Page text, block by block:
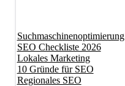
Suchmaschinenoptimierung
SEO Checkliste 2026
Lokales Marketing
10 Gründe für SEO
Regionales SEO